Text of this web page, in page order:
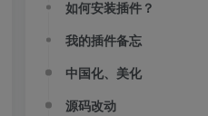
如何安装插件？
我的插件备忘
中国化、美化
源码改动